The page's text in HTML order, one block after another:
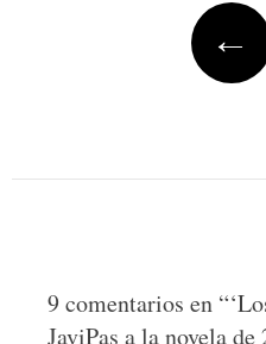
←
9 comentarios en “
JaviPas a la novela de